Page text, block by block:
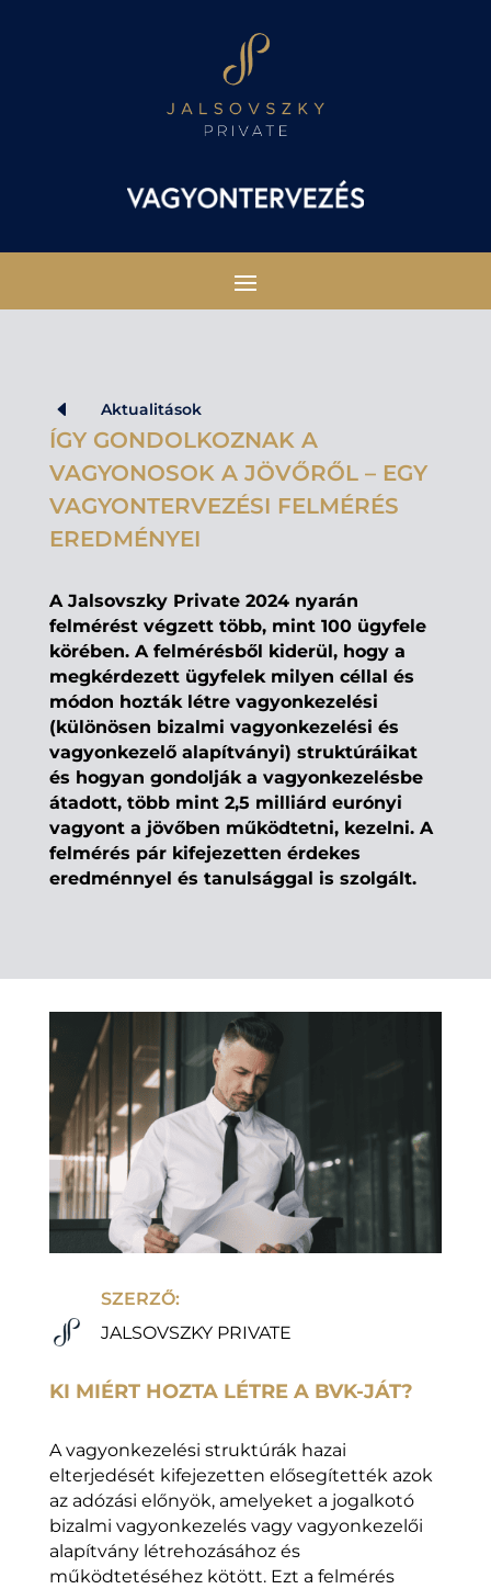
D Aktualitások
ÍGY GONDOLKOZNAK A
VAGYONOSOK A JÖVŐRŐL – EGY
VAGYONTERVEZÉSI FELMÉRÉS
EREDMÉNYEI
A Jalsovszky Private 2024 nyarán
felmérést végzett több, mint 100 ügyfele
körében. A felmérésből kiderül, hogy a
megkérdezett ügyfelek milyen céllal és
módon hozták létre vagyonkezelési
(különösen bizalmi vagyonkezelési és
vagyonkezelő alapítványi) struktúráikat
és hogyan gondolják a vagyonkezelésbe
átadott, több mint 2,5 milliárd eurónyi
vagyont a jövőben működtetni, kezelni. A
felmérés pár kifejezetten érdekes
eredménnyel és tanulsággal is szolgált.
SZERZŐ:
JALSOVSZKY PRIVATE
KI MIÉRT HOZTA LÉTRE A BVK-JÁT?
A vagyonkezelési struktúrák hazai
elterjedését kifejezetten elősegítették azok
az adózási előnyök, amelyeket a jogalkotó
bizalmi vagyonkezelés vagy vagyonkezelői
alapítvány létrehozásához és
működtetéséhez kötött. Ezt a felmérés